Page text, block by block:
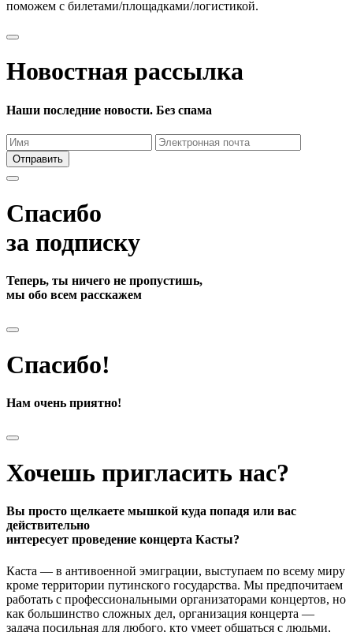
поможем с билетами/площадками/логистикой.
Новостная рассылка
Наши последние новости. Без спама
Отправить
Спасибо
за подписку
Теперь, ты ничего не пропустишь,
мы обо всем расскажем
Спасибо!
Нам очень приятно!
Хочешь пригласить нас?
Вы просто щелкаете мышкой куда попадя или вас
действительно
интересует проведение концерта Касты?
Каста — в антивоенной эмиграции, выступаем по всему миру
кроме территории путинского государства. Мы предпочитаем
работать с профессиональными организаторами концертов, но
как большинство сложных дел, организация концерта —
задача посильная для любого, кто умеет общаться с людьми,